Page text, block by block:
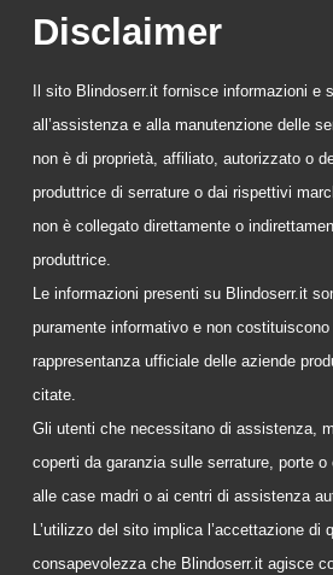
Disclaimer
Il sito Blindoserr.it fornisce informazioni e
all’assistenza e alla manutenzione delle
non è di proprietà, affiliato, autorizzato o
produttrice di serrature o dai rispettivi
non è collegato direttamente o
produttrice.
Le informazioni presenti su Blindoserr.it
puramente informativo e non
rappresentanza ufficiale delle aziende
citate.
Gli utenti che necessitano di assistenza,
coperti da garanzia sulle serrature, porte
alle case madri o ai centri di assistenza
L’utilizzo del sito implica l’accettazione di
consapevolezza che Blindoserr.it agisce